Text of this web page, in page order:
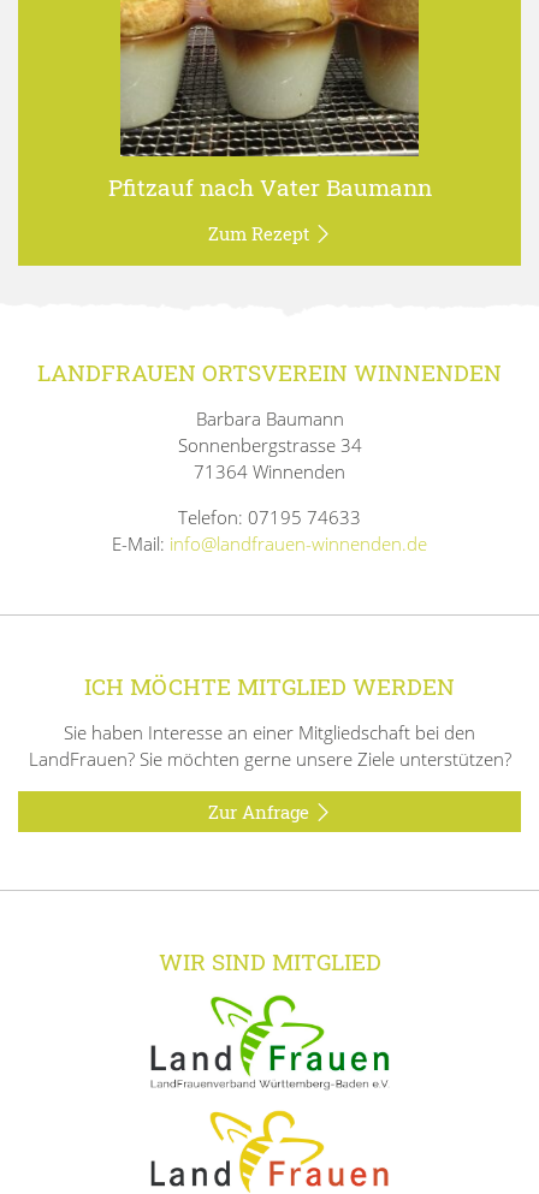
Pfitzauf nach Vater Baumann
Zum Rezept
LANDFRAUEN ORTSVEREIN WINNENDEN
Barbara Baumann
Sonnenbergstrasse 34
71364 Winnenden
Telefon: 07195 74633
E-Mail: info@landfrauen-winnenden.de
ICH MÖCHTE MITGLIED WERDEN
Sie haben Interesse an einer Mitgliedschaft bei den
LandFrauen? Sie möchten gerne unsere Ziele unterstützen?
Zur Anfrage
WIR SIND MITGLIED